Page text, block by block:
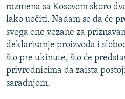
razmena sa Kosovom skoro
lako uočiti. Nadam se da će
svega one vezane za
deklarisanje proizvoda i
što pre ukinute, što će
privrednicima da zaista
saradnjom.